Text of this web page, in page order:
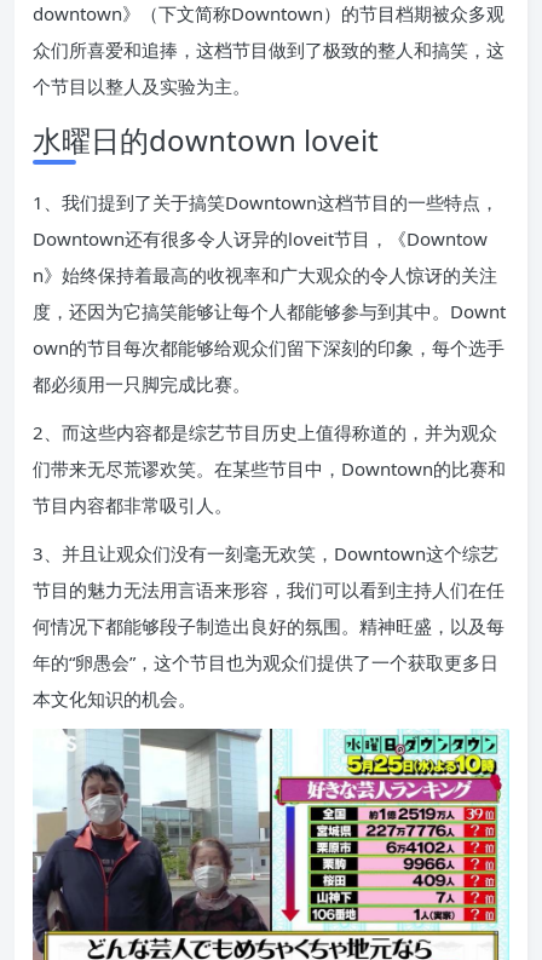
downtown》（下文简称Downtown）的节目档期被众多观
众们所喜爱和追捧，这档节目做到了极致的整人和搞笑，这
个节目以整人及实验为主。
水曜日的downtown loveit
1、我们提到了关于搞笑Downtown这档节目的一些特点，
Downtown还有很多令人讶异的loveit节目，《Downtow
n》始终保持着最高的收视率和广大观众的令人惊讶的关注
度，还因为它搞笑能够让每个人都能够参与到其中。Downt
own的节目每次都能够给观众们留下深刻的印象，每个选手
都必须用一只脚完成比赛。
2、而这些内容都是综艺节目历史上值得称道的，并为观众
们带来无尽荒谬欢笑。在某些节目中，Downtown的比赛和
节目内容都非常吸引人。
3、并且让观众们没有一刻毫无欢笑，Downtown这个综艺
节目的魅力无法用言语来形容，我们可以看到主持人们在任
何情况下都能够段子制造出良好的氛围。精神旺盛，以及每
年的“卵愚会”，这个节目也为观众们提供了一个获取更多日
本文化知识的机会。